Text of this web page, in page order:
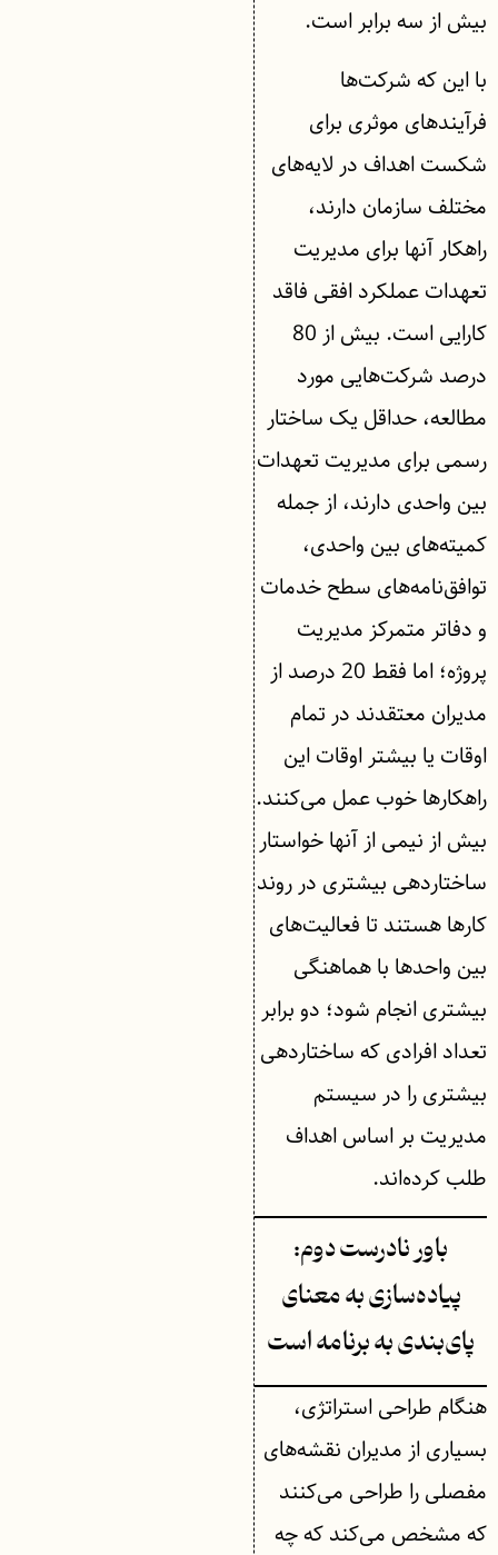
بیش از سه برابر است.
با این که شرکت‌ها
فرآیندهای موثری برای
شکست اهداف در لایه‌های
مختلف سازمان دارند،
راهکار آنها برای مدیریت
تعهدات عملکرد افقی فاقد
کارایی است. بیش از 80
درصد شرکت‌هایی مورد
مطالعه، حداقل یک ساختار
رسمی برای مدیریت تعهدات
بین واحدی دارند، از جمله
کمیته‌های بین واحدی،
توافق‌نامه‌های سطح خدمات
و دفاتر متمرکز مدیریت
پروژه؛ اما فقط 20 درصد از
مدیران معتقدند در تمام
اوقات یا بیشتر اوقات این
راهکارها خوب عمل می‌کنند.
بیش از نیمی از آنها خواستار
ساختاردهی بیشتری در روند
کارها هستند تا فعالیت‌های
بین واحدها با هماهنگی
بیشتری انجام شود؛ دو برابر
تعداد افرادی که ساختاردهی
بیشتری را در سیستم
مدیریت بر اساس اهداف
طلب کرده‌اند.
باور نادرست دوم:
پیاده‌سازی به معنای
پای‌بندی به برنامه است
هنگام طراحی استراتژی،
بسیاری از مدیران نقشه‌های
مفصلی را طراحی می‌کنند
که مشخص می‌کند که چه